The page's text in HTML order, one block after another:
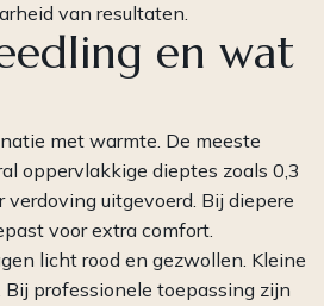
van resultaten.
en wat
met warmte. De meeste
oppervlakkige dieptes zoals 0,3
uitgevoerd. Bij diepere
voor extra comfort.
licht rood en gezwollen. Kleine
professionele toepassing zijn